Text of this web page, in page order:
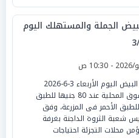
الجملة والمستهلك اليوم
استقر سعر كرتونة البيض اليوم الأربعاء 3-6-2026
للمستهلك فى السوق المحلية عند 80 جنيها للطبق
جنيها للطبق الأحمر فى المزرعة، وفق
شعبة الثروة الداجنة بغرفة
محلات التجزئة احتياجات